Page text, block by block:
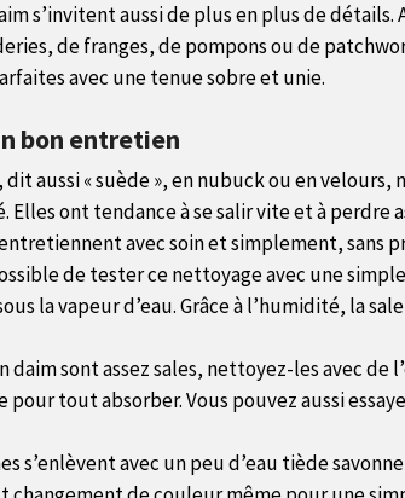
s’invitent aussi de plus en plus de
de franges, de pompons ou de
avec une tenue sobre et unie.
bon entretien
dit aussi « suède », en nubuck ou en
Elles ont tendance à se salir vite et à
avec soin et simplement, sans
de tester ce nettoyage avec une
la vapeur d’eau. Grâce à l’humidité, la
daim sont assez sales, nettoyez-les avec
pour tout absorber. Vous pouvez aussi
s’enlèvent avec un peu d’eau tiède